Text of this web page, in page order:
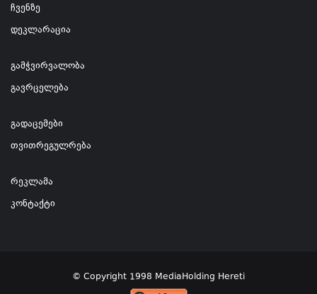
ჩვენზე
დეკლარაცია
გამჭვირვალობა
გავრცელება
გადაცემები
თვითრეგულრება
რეკლამა
კონტაქტი
© Copyright 1998 MediaHolding Hereti